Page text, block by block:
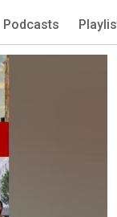
Podcasts